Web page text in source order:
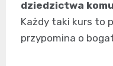
dziedzictwa
Każdy taki kurs to
przypomina o